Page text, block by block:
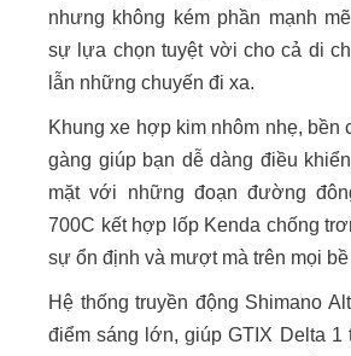
nhưng không kém phần mạnh
sự lựa chọn tuyệt vời cho cả di
lẫn những chuyến đi xa.
Khung xe hợp kim nhôm nhẹ, bền
gàng giúp bạn dễ dàng điều
mặt với những đoạn đường
700C kết hợp lốp Kenda chống
sự ổn định và mượt mà trên mọi
Hệ thống truyền động Shimano
điểm sáng lớn, giúp GTIX Delta 1